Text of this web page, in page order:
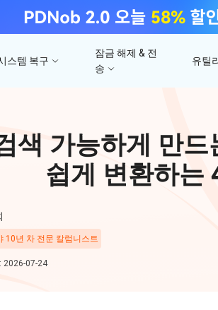
스템 복구
템 이
아이폰/아이패드 데이터
iTunes/iCloud 백업 복구
잠금 해제 & 전
송
제
안드로이드 아이폰 간에
전송
거
유틸
iTunes 백업 암호 잠금 풀기
구
색 가능하게 만
쉽게 변환하는
10년 차 전문 칼럼니스트
2026-07-24